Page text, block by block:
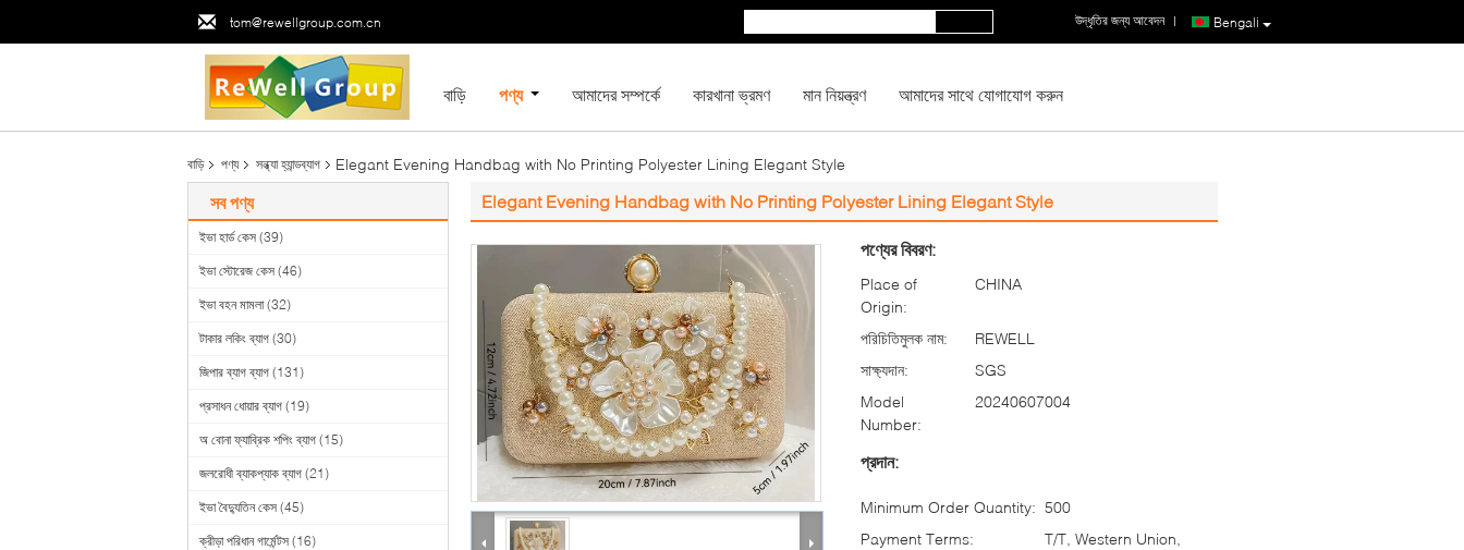
tom@rewellgroup.com.cn Bengali
উদ্ধৃতির জন্য আবেদন |
বাড়ি পণ্য আমাদের সম্পর্কে কারখানা ভ্রমণ মান নিয়ন্ত্রণ আমাদের সাথে যোগাযোগ করুন
বাড়ি পণ্য সন্ধ্যা হ্যান্ডব্যাগ Elegant Evening Handbag with No Printing Polyester Lining Elegant Style
সব পণ্য
ইভা হার্ড কেস (39)
ইভা স্টোরেজ কেস (46)
ইভা বহন মামলা (32)
টাকার লকিং ব্যাগ (30)
জিপার ব্যাগ ব্যাগ (131)
প্রসাধন ধোয়ার ব্যাগ (19)
অ বোনা ফ্যাব্রিক শপিং ব্যাগ (15)
জলরোধী ব্যাকপ্যাক ব্যাগ (21)
ইভা বৈদ্যুতিন কেস (45)
ক্রীড়া পরিধান গার্মেন্টস (16)
Elegant Evening Handbag with No Printing Polyester Lining Elegant Style
পণ্যের বিবরণ:
Place of
Origin:
CHINA
পরিচিতিমুলক নাম:
REWELL
সাক্ষ্যদান:
SGS
Model
Number:
20240607004
প্রদান:
Minimum Order Quantity: 500
Payment Terms:
T/T, Western Union,